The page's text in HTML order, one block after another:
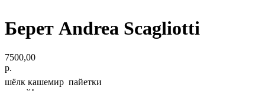
Берет Andrea Scagliotti
7500,00
р.
шёлк кашемир пайетки